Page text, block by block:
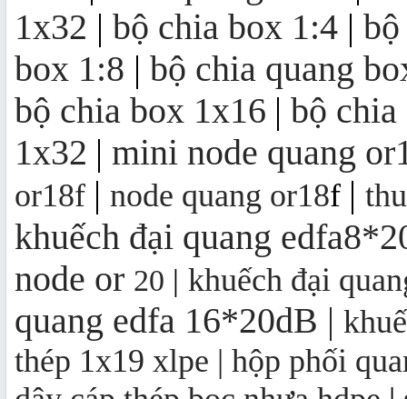
Khuếch đại quang EDFA 4/8/16/32
cổng
Bộ thu quang FTTH OR16 | mini
node OR16
1x32 | bộ chia box 1:4 |
box 1:8 | bộ chia quang
bộ chia box 1x16 | bộ chia
1x32 | mini node quang
or18f | node quang or18f |
khuếch đại quang
node or 20 | khuếch đại
quang edfa 16*20dB |
thép 1x19 xlpe | hộp phối